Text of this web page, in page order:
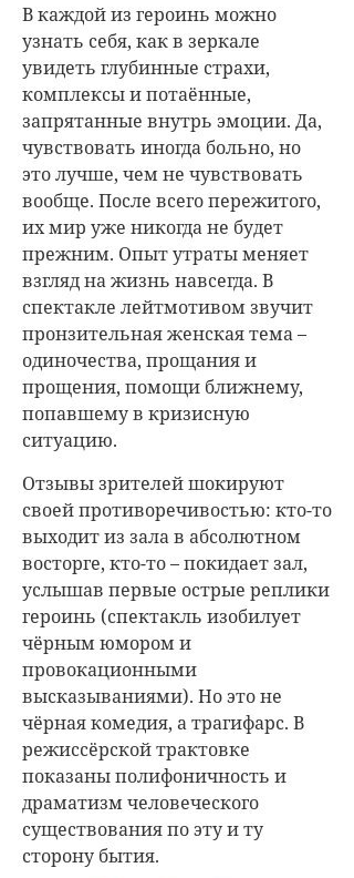
В каждой из героинь можно
узнать себя, как в зеркале
увидеть глубинные страхи,
комплексы и потаённые,
запрятанные внутрь эмоции. Да,
чувствовать иногда больно, но
это лучше, чем не чувствовать
вообще. После всего пережитого,
их мир уже никогда не будет
прежним. Опыт утраты меняет
взгляд на жизнь навсегда. В
спектакле лейтмотивом звучит
пронзительная женская тема –
одиночества, прощания и
прощения, помощи ближнему,
попавшему в кризисную
ситуацию.
Отзывы зрителей шокируют
своей противоречивостью: кто-то
выходит из зала в абсолютном
восторге, кто-то – покидает зал,
услышав первые острые реплики
героинь (спектакль изобилует
чёрным юмором и
провокационными
высказываниями). Но это не
чёрная комедия, а трагифарс. В
режиссёрской трактовке
показаны полифоничность и
драматизм человеческого
существования по эту и ту
сторону бытия.